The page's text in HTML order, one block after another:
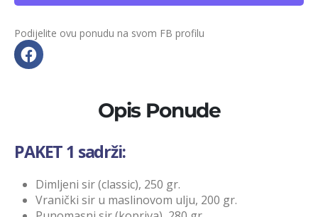
Podijelite ovu ponudu na svom FB profilu
Opis Ponude
PAKET 1 sadrži:
Dimljeni sir (classic), 250 gr.
Vranički sir u maslinovom ulju, 200 gr.